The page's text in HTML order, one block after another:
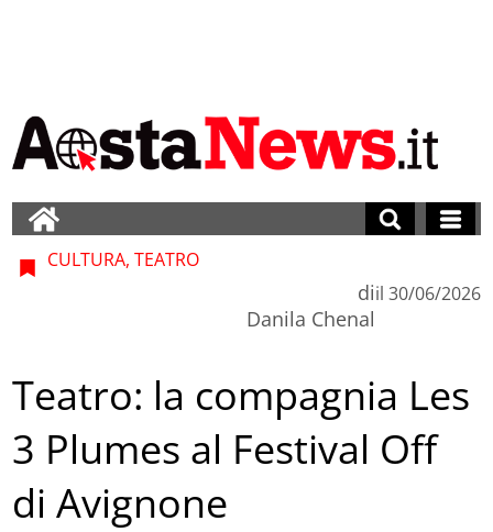
CULTURA, TEATRO
di
Danila Chenal
il 30/06/2026
Teatro: la compagnia Les
3 Plumes al Festival Off
di Avignone